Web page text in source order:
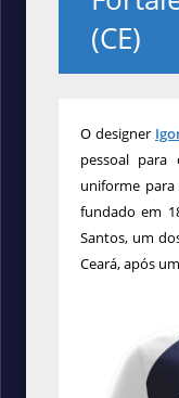
(CE)
O designer
pessoal para
uniforme para
fundado em
Santos, um
Ceará, após